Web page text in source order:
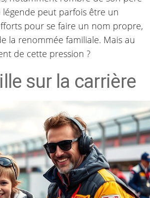
légende peut parfois être un
pour se faire un nom propre,
la renommée familiale. Mais au
de cette pression ?
sur la carrière